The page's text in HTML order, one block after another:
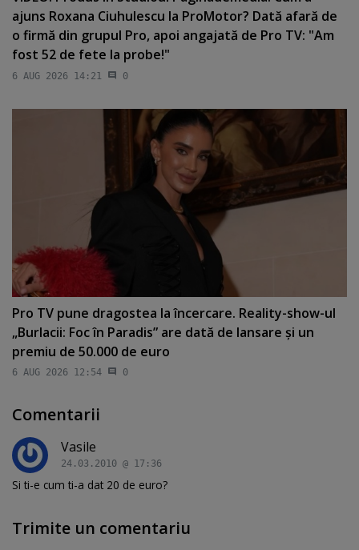
ajuns Roxana Ciuhulescu la ProMotor? Dată afară de
o firmă din grupul Pro, apoi angajată de Pro TV: "Am
fost 52 de fete la probe!"
6 AUG 2026 14:21 0
Pro TV pune dragostea la încercare. Reality-show-ul
„Burlacii: Foc în Paradis” are dată de lansare şi un
premiu de 50.000 de euro
6 AUG 2026 12:54 0
Comentarii
Vasile
24.03.2010 @ 17:36
Si ti-e cum ti-a dat 20 de euro?
Trimite un comentariu